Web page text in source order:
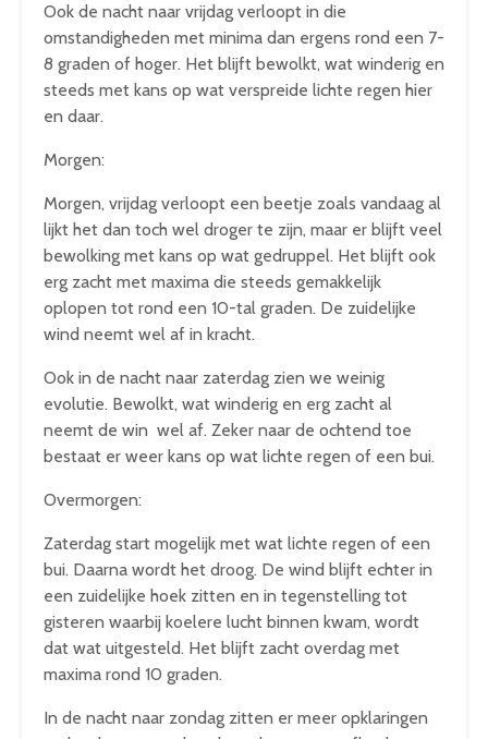
Ook de nacht naar vrijdag verloopt in die
omstandigheden met minima dan ergens rond een 7-
8 graden of hoger. Het blijft bewolkt, wat winderig en
steeds met kans op wat verspreide lichte regen hier
en daar.
Morgen:
Morgen, vrijdag verloopt een beetje zoals vandaag al
lijkt het dan toch wel droger te zijn, maar er blijft veel
bewolking met kans op wat gedruppel. Het blijft ook
erg zacht met maxima die steeds gemakkelijk
oplopen tot rond een 10-tal graden. De zuidelijke
wind neemt wel af in kracht.
Ook in de nacht naar zaterdag zien we weinig
evolutie. Bewolkt, wat winderig en erg zacht al
neemt de win wel af. Zeker naar de ochtend toe
bestaat er weer kans op wat lichte regen of een bui.
Overmorgen:
Zaterdag start mogelijk met wat lichte regen of een
bui. Daarna wordt het droog. De wind blijft echter in
een zuidelijke hoek zitten en in tegenstelling tot
gisteren waarbij koelere lucht binnen kwam, wordt
dat wat uitgesteld. Het blijft zacht overdag met
maxima rond 10 graden.
In de nacht naar zondag zitten er meer opklaringen